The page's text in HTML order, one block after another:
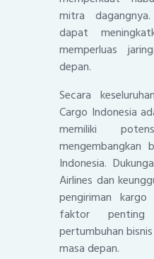
mitra
dapat
memperluas
depan.
Secara
Cargo Indonesia
memiliki
mengembangkan
Indonesia.
Airlines dan
pengiriman
faktor penting
pertumbuhan
masa depan.